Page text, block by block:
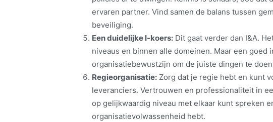
ervaren partner. Vind samen de balans tussen
beveiliging.
Een duidelijke I-koers: Dit gaat verder dan I&A.
niveaus en binnen alle domeinen. Maar een goed
organisatiebewustzijn om de juiste dingen te
Regieorganisatie: Zorg dat je regie hebt en kunt
leveranciers. Vertrouwen en professionaliteit in
op gelijkwaardig niveau met elkaar kunt spreken
organisatievolwassenheid hebt.